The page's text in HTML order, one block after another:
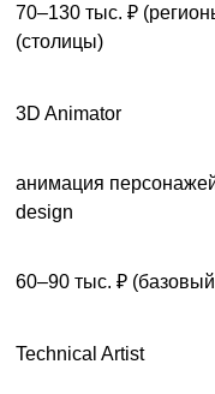
70–130 тыс. ₽
(столицы)
3D Animator
анимация
design
60–90 тыс. ₽
Technical Artist